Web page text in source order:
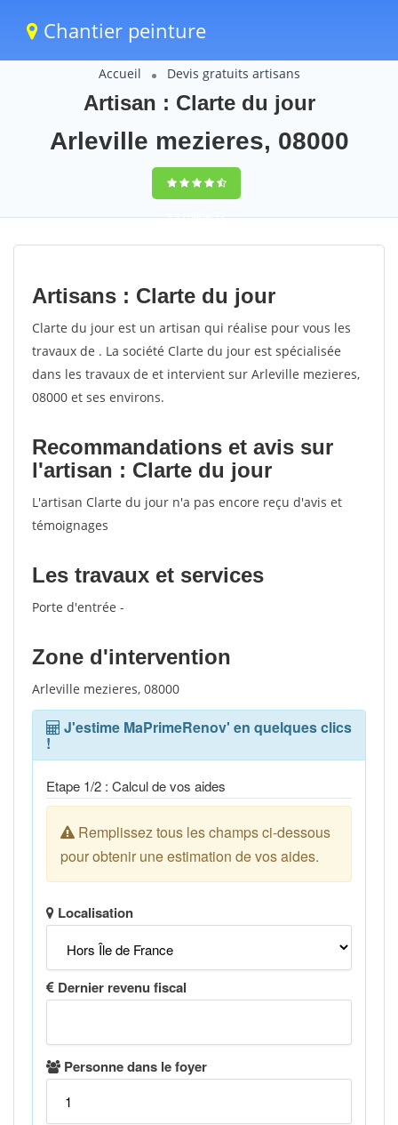
Chantier peinture
Accueil Devis gratuits artisans
Artisan : Clarte du jour
Arleville mezieres, 08000
9,5(100%)72
votes
Artisans : Clarte du jour
Clarte du jour est un artisan qui réalise pour vous les
travaux de . La société Clarte du jour est spécialisée
dans les travaux de et intervient sur Arleville mezieres,
08000 et ses environs.
Recommandations et avis sur
l'artisan : Clarte du jour
L'artisan Clarte du jour n'a pas encore reçu d'avis et
témoignages
Les travaux et services
Porte d'entrée -
Zone d'intervention
Arleville mezieres, 08000